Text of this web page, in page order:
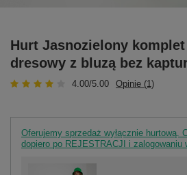
Hurt Jasnozielony komplet
dresowy z bluzą bez
4.00/5.00 Opinie (1)
Oferujemy sprzedaż wyłącznie hurtową.
dopiero po REJESTRACJI i zalogowaniu